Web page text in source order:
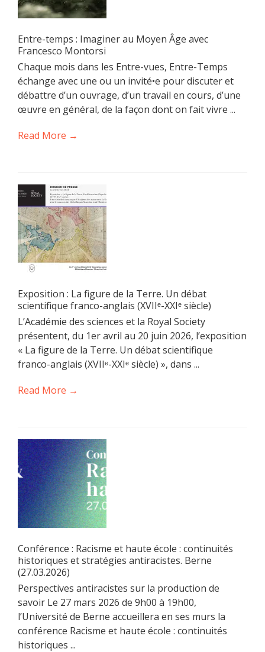
Entre-temps : Imaginer au Moyen Âge avec
Francesco Montorsi
Chaque mois dans les Entre-vues, Entre-Temps
échange avec une ou un invité•e pour discuter et
débattre d’un ouvrage, d’un travail en cours, d’une
œuvre en général, de la façon dont on fait vivre ...
Read More →
Exposition : La figure de la Terre. Un débat
scientifique franco-anglais (XVIIᵉ-XXIᵉ siècle)
L’Académie des sciences et la Royal Society
présentent, du 1er avril au 20 juin 2026, l’exposition
« La figure de la Terre. Un débat scientifique
franco-anglais (XVIIᵉ-XXIᵉ siècle) », dans ...
Read More →
Conférence : Racisme et haute école : continuités
historiques et stratégies antiracistes. Berne
(27.03.2026)
Perspectives antiracistes sur la production de
savoir Le 27 mars 2026 de 9h00 à 19h00,
l’Université de Berne accueillera en ses murs la
conférence Racisme et haute école : continuités
historiques ...